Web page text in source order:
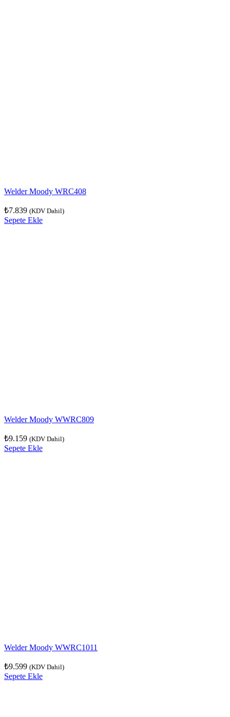
Welder Moody WRC408
₺7.839 (KDV Dahil)
Sepete Ekle
Welder Moody WWRC809
₺9.159 (KDV Dahil)
Sepete Ekle
Welder Moody WWRC1011
₺9.599 (KDV Dahil)
Sepete Ekle